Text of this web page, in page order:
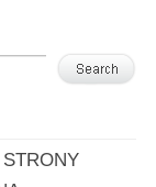
STRONY